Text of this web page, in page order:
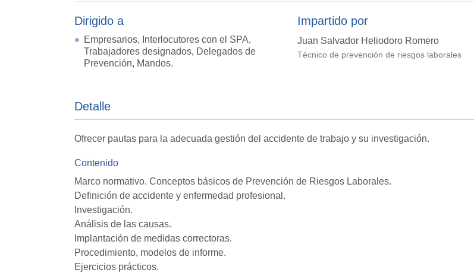
Dirigido a
Empresarios, Interlocutores con el SPA,
Trabajadores designados, Delegados de
Prevención, Mandos.
Impartido por
Juan Salvador Heliodoro Romero
Técnico de prevención de riesgos laborales
Detalle
Ofrecer pautas para la adecuada gestión del accidente de trabajo y su investigación.
Contenido
Marco normativo. Conceptos básicos de Prevención de Riesgos Laborales.
Definición de accidente y enfermedad profesional.
Investigación.
Análisis de las causas.
Implantación de medidas correctoras.
Procedimiento, modelos de informe.
Ejercicios prácticos.